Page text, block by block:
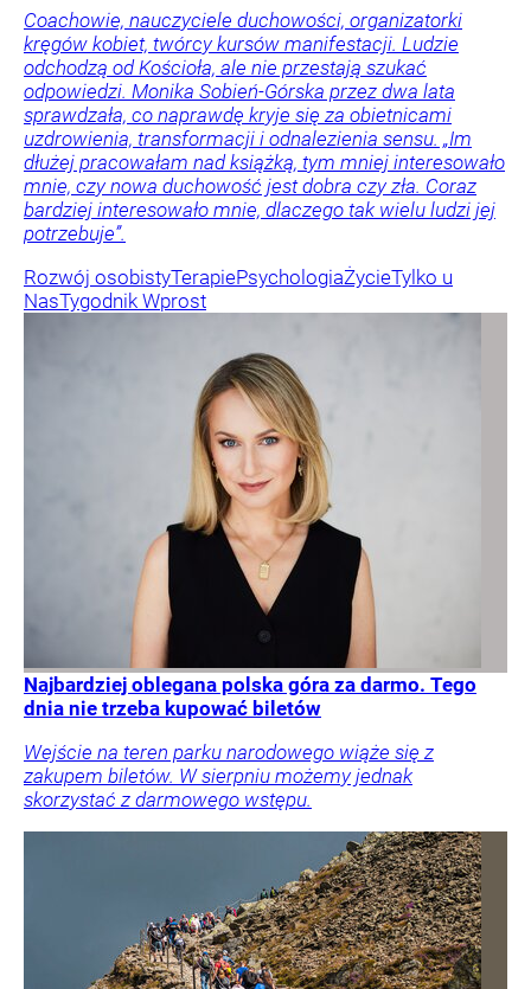
Coachowie, nauczyciele duchowości, organizatorki
kręgów kobiet, twórcy kursów manifestacji. Ludzie
odchodzą od Kościoła, ale nie przestają szukać
odpowiedzi. Monika Sobień-Górska przez dwa lata
sprawdzała, co naprawdę kryje się za obietnicami
uzdrowienia, transformacji i odnalezienia sensu. „Im
dłużej pracowałam nad książką, tym mniej interesowało
mnie, czy nowa duchowość jest dobra czy zła. Coraz
bardziej interesowało mnie, dlaczego tak wielu ludzi jej
potrzebuje”.
Rozwój osobistyTerapiePsychologiaŻycieTylko u
NasTygodnik Wprost
Najbardziej oblegana polska góra za darmo. Tego
dnia nie trzeba kupować biletów
Wejście na teren parku narodowego wiąże się z
zakupem biletów. W sierpniu możemy jednak
skorzystać z darmowego wstępu.